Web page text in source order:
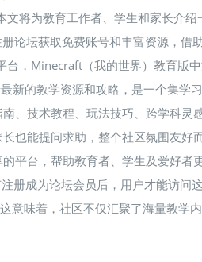
将为教育工作者、学生和家长介
论坛获取免费账号和丰富资源，借
，Minecraft（我的世界）教育版
新的教学资源和攻略，是一个集学
、技术教程、玩法技巧、跨学科灵
也能提问求助，整个社区氛围友好
平台，帮助教育者、学生及爱好者
册成为论坛会员后，用户才能访问
意味着，社区不仅汇聚了海量教学